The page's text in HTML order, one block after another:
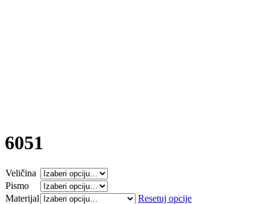
6051
Veličina
Pismo
Materijal
Resetuj opcije